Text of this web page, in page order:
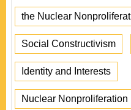
the Nuclear
Social Constructivism
Identity and Interests
Nuclear Nonproliferation